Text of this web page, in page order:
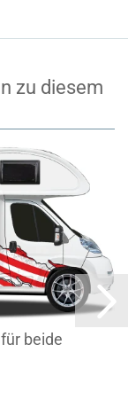
zu diesem
beide